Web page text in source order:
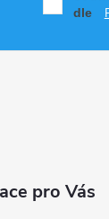
dle
pro Vás